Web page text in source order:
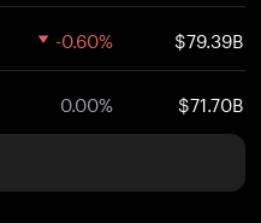
-0.60% $79.39B
0.00% $71.70B